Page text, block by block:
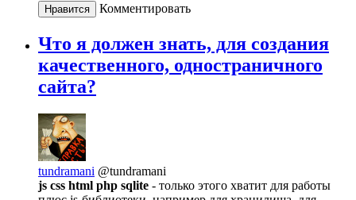
Нравится Комментировать
Что я должен знать, для создания
качественного, одностраничного
сайта?
tundramani @tundramani
js css html php sqlite - только этого хватит для работы